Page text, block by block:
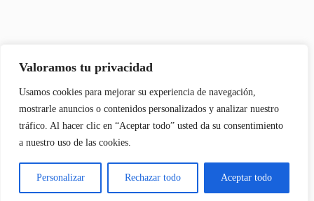
Valoramos tu privacidad
Usamos cookies para mejorar su experiencia de navegación,
mostrarle anuncios o contenidos personalizados y analizar nuestro
tráfico. Al hacer clic en “Aceptar todo” usted da su consentimiento
a nuestro uso de las cookies.
Personalizar Rechazar todo Aceptar todo
Apoyo
Aviso Legal
Política de privacidad